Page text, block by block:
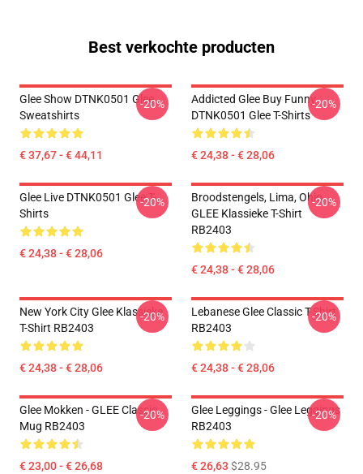
Best verkochte producten
Glee Show DTNK0501 Glee
Sweatshirts
€ 37,67 - € 44,11
-20%
Addicted Glee Buy Funny
DTNK0501 Glee T-Shirts
€ 24,38 - € 28,06
-20%
Glee Live DTNK0501 Glee T-
Shirts
€ 24,38 - € 28,06
-20%
Broodstengels, Lima, Ohio,
GLEE Klassieke T-Shirt
RB2403
€ 24,38 - € 28,06
-20%
New York City Glee Klassieke
T-Shirt RB2403
€ 24,38 - € 28,06
-20%
Lebanese Glee Classic T-Shirt
RB2403
€ 24,38 - € 28,06
-20%
Glee Mokken - GLEE Classic
Mug RB2403
€ 23,00 - € 26,68
-20%
Glee Leggings - Glee Leggings
RB2403
€ 26,63 $28.95
-20%